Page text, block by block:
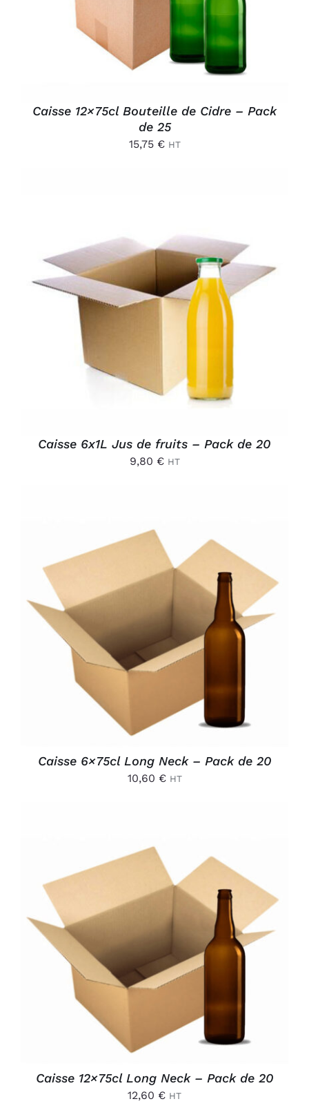
Caisse 12×75cl Bouteille de Cidre – Pack
de 25
15,75 € HT
AJOUTER AU PANIER
/
DÉTAILS
Caisse 6x1L Jus de fruits – Pack de 20
9,80 € HT
DÉTAILS
Caisse 6×75cl Long Neck – Pack de 20
10,60 € HT
DÉTAILS
Caisse 12×75cl Long Neck – Pack de 20
12,60 € HT